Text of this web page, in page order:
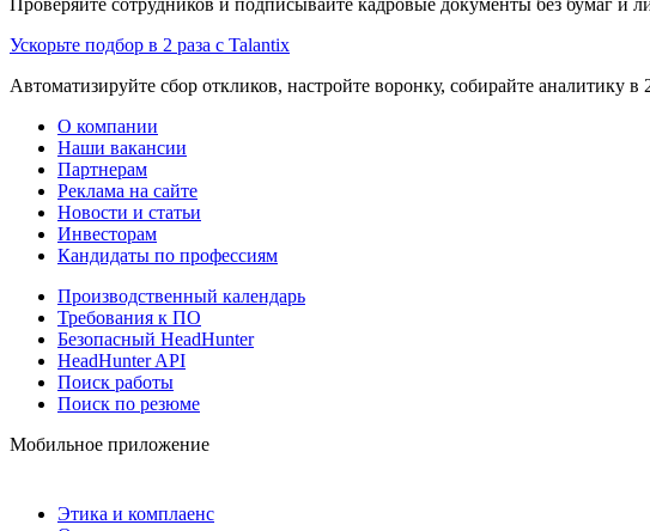
Ускорьте подбор в 2 раза с Talantix
Автоматизируйте сбор откликов, настройте воронку, собирайте аналитику в
О компании
Наши вакансии
Партнерам
Реклама на сайте
Новости и статьи
Инвесторам
Кандидаты по профессиям
Производственный календарь
Требования к ПО
Безопасный HeadHunter
HeadHunter API
Поиск работы
Поиск по резюме
Мобильное приложение
Этика и комплаенс